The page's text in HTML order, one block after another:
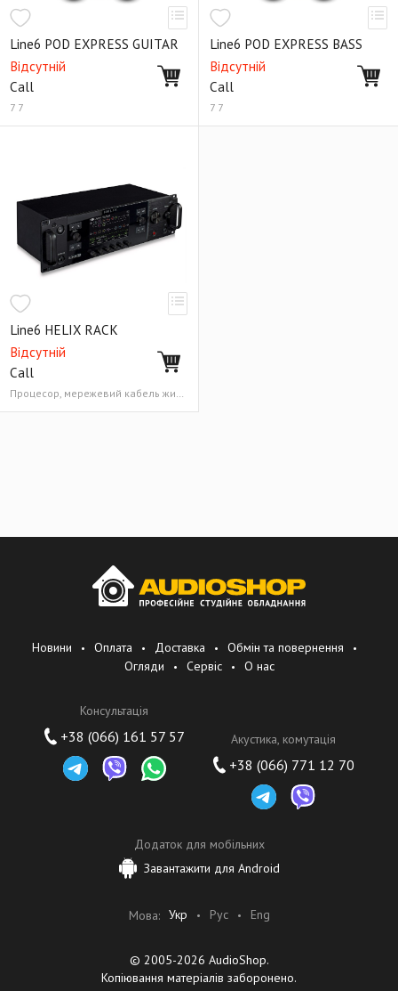
Line6 POD EXPRESS GUITAR
Відсутній
Call
7 7
Line6 POD EXPRESS BASS
Відсутній
Call
7 7
Line6 HELIX RACK
Відсутній
Call
Процесор, мережевий кабель живлення, керівництво користувача, USB кабель Китай
Новини Оплата Доставка
Обмін та повернення
Огляди
Сервіс О нас
Консультація
+38 (066) 161 57 57 Акустика, комутація
+38 (066) 771 12 70
Додаток для мобільних
Завантажити для Android
Мова: Укр Рус Eng
© 2005-2026 AudioShop.
Копіювання матеріалів заборонено.